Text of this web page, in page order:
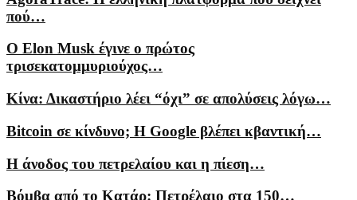
πού…
Ο Elon Musk έγινε ο πρώτος
τρισεκατομμυριούχος…
Κίνα: Δικαστήριο λέει “όχι” σε απολύσεις λόγω…
Bitcoin σε κίνδυνο; Η Google βλέπει κβαντική…
Η άνοδος του πετρελαίου και η πίεση…
Βόμβα από το Κατάρ: Πετρέλαιο στα 150…